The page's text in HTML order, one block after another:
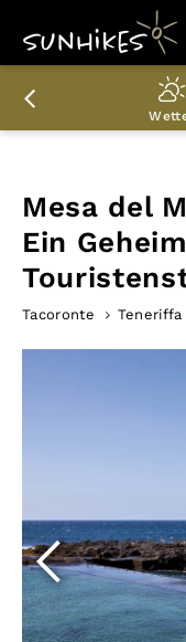
WANDERZIELE
WANDERUNGEN
ENTDECKEN
PLANER
Mesa del
Ein
Tacoronte Teneriffa